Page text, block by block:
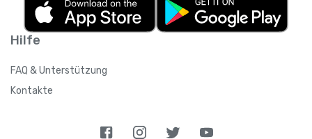
Hilfe
FAQ & Unterstützung
Kontakte